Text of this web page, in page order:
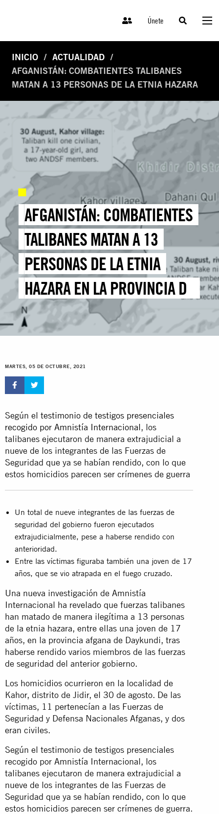
Únete
INICIO
ACTUALIDAD
AFGANISTÁN: COMBATIENTES TALIBANES
MATAN A 13 PERSONAS DE LA ETNIA HAZARA
AFGANISTÁN: COMBATIENTES
TALIBANES MATAN A 13
PERSONAS DE LA ETNIA
HAZARA EN LA PROVINCIA DE
DAYKUNDI
MARTES, 05 DE OCTUBRE, 2021
Según el testimonio de testigos presenciales
recogido por Amnistía Internacional, los
talibanes ejecutaron de manera extrajudicial a
nueve de los integrantes de las Fuerzas de
Seguridad que ya se habían rendido, con lo que
estos homicidios parecen ser crímenes de guerra
Un total de nueve integrantes de las fuerzas de
seguridad del gobierno fueron ejecutados
extrajudicialmente, pese a haberse rendido con
anterioridad.
Entre las víctimas figuraba también una joven de 17
años, que se vio atrapada en el fuego cruzado.
Una nueva investigación de Amnistía
Internacional ha revelado que fuerzas talibanes
han matado de manera ilegítima a 13 personas
de la etnia hazara, entre ellas una joven de 17
años, en la provincia afgana de Daykundi, tras
haberse rendido varios miembros de las fuerzas
de seguridad del anterior gobierno.
Los homicidios ocurrieron en la localidad de
Kahor, distrito de Jidir, el 30 de agosto. De las
víctimas, 11 pertenecían a las Fuerzas de
Seguridad y Defensa Nacionales Afganas, y dos
eran civiles.
Según el testimonio de testigos presenciales
recogido por Amnistía Internacional, los
talibanes ejecutaron de manera extrajudicial a
nueve de los integrantes de las Fuerzas de
Seguridad que ya se habían rendido, con lo que
estos homicidios parecen ser crímenes de guerra.